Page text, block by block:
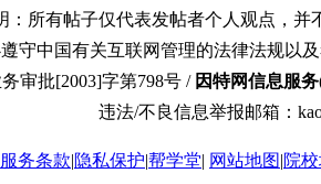
：所有帖子仅代表发帖者个人观点，并
守中国有关互联网管理的法律法规以
审批[2003]字第798号 / 因特网信息服
违法/不良信息举报邮箱：
服务条款|隐私保护|帮学堂| 网站地图|院